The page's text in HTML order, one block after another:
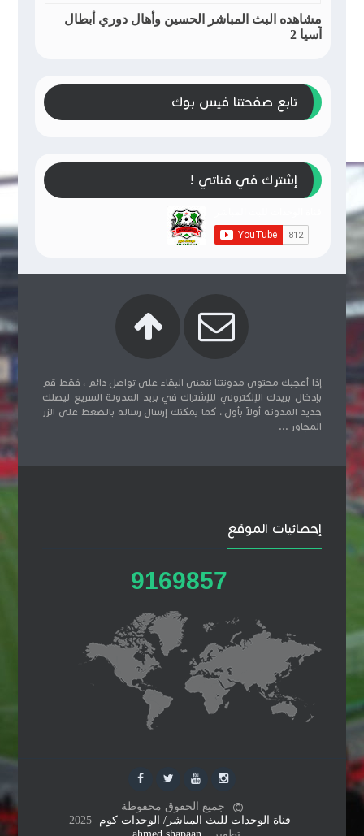
مشاهده البث المباشر الحسين وأهال دوري أبطال
آسيا 2
تابع صفحتنا فيس بوك
إشترك في قناتي !
إذا أعجبك محتوى مدونتنا نتمنى البقاء على تواصل دائم ، فقط قم
بإدخال بريدك الإلكتروني للإشتراك في بريد المدونة السريع ليصلك
جديد المدونة أولاً بأول ، كما يمكنك إرسال رساله بالضغط على الزر
المجاور ...
إحصائيات الموقع
9169857
جميع الحقوق محفوظة
قناة الوحدات للبث المباشر/ الوحدات كوم
2025